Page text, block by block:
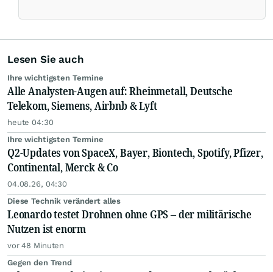
Lesen Sie auch
Ihre wichtigsten Termine
Alle Analysten-Augen auf: Rheinmetall, Deutsche
Telekom, Siemens, Airbnb & Lyft
heute 04:30
Ihre wichtigsten Termine
Q2-Updates von SpaceX, Bayer, Biontech, Spotify, Pfizer,
Continental, Merck & Co
04.08.26, 04:30
Diese Technik verändert alles
Leonardo testet Drohnen ohne GPS – der militärische
Nutzen ist enorm
vor 48 Minuten
Gegen den Trend